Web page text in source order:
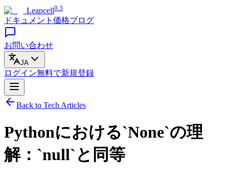
Leapcell0.3
ドキュメント 価格ブログ
お問い合わせ
JA
ログイン無料で新規登録
Back to Tech Articles
Pythonにおける`None`の理
解：`null`と同等